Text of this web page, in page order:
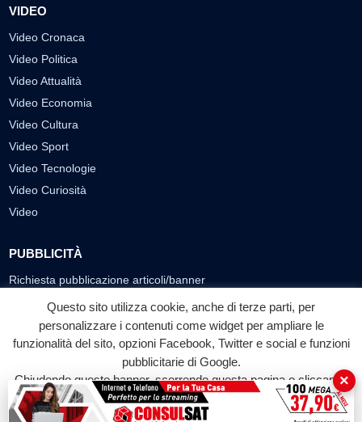
VIDEO
Video Cronaca
Video Politica
Video Attualità
Video Economia
Video Cultura
Video Sport
Video Tecnologie
Video Curiosità
Video
PUBBLICITÀ
Richiesta pubblicazione articoli/banner
SEGUICI SUI SOCIAL
f
Facebook
◎ ▶
YouTube
Questo sito utilizza cookie, anche di terze parti, per
personalizzare i contenuti come widget per ampliare le
funzionalità del sito, opzioni Facebook, Twitter e social e funzioni
pubblicitarie di Google.
Chiudendo questo banner, scorrendo questa pagina o cliccando
su qualunque suo elemento acconsenti all'uso dei cookie.
×